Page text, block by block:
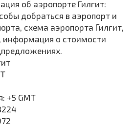
об аэропорте Гилгит:
добраться в аэропорт и
схема аэропорта Гилгит,
информация о стоимости
+5 GMT